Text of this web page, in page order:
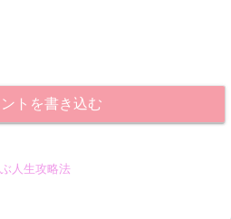
トを書き込む
人生攻略法